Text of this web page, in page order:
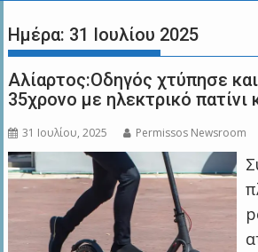
Ημέρα: 31 Ιουλίου 2025
Αλίαρτος:Οδηγός χτύπησε
35χρονο με ηλεκτρικό πατίνι
31 Ιουλίου, 2025 Permissos Newsroom